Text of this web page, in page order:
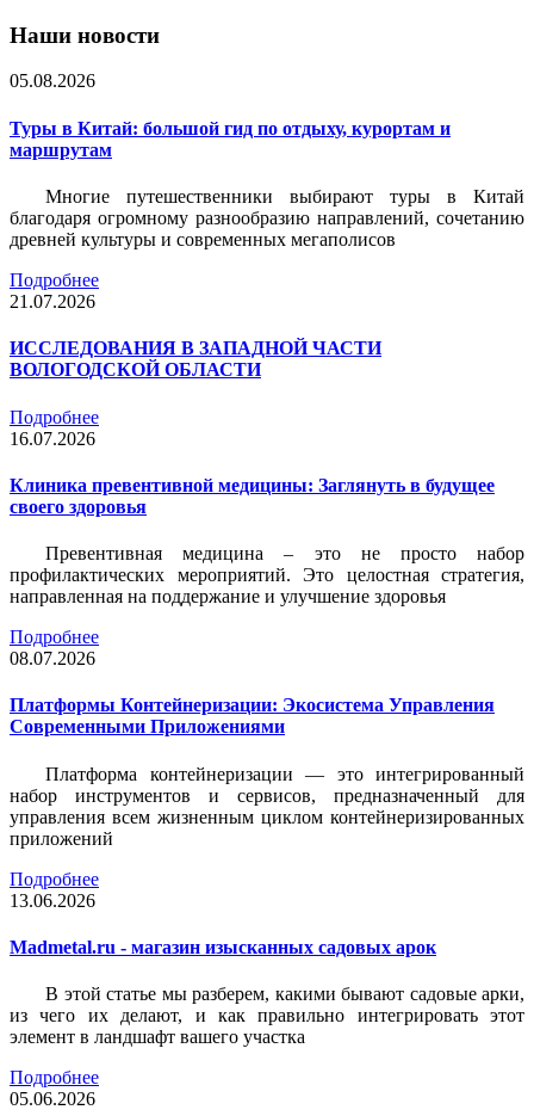
Наши новости
05.08.2026
Туры в Китай: большой гид по отдыху, курортам и
маршрутам
Многие путешественники выбирают туры в Китай
благодаря огромному разнообразию направлений, сочетанию
древней культуры и современных мегаполисов
Подробнее
21.07.2026
ИССЛЕДОВАНИЯ В ЗАПАДНОЙ ЧАСТИ
ВОЛОГОДСКОЙ ОБЛАСТИ
Подробнее
16.07.2026
Клиника превентивной медицины: Заглянуть в будущее
своего здоровья
Превентивная медицина – это не просто набор
профилактических мероприятий. Это целостная стратегия,
направленная на поддержание и улучшение здоровья
Подробнее
08.07.2026
Платформы Контейнеризации: Экосистема Управления
Современными Приложениями
Платформа контейнеризации — это интегрированный
набор инструментов и сервисов, предназначенный для
управления всем жизненным циклом контейнеризированных
приложений
Подробнее
13.06.2026
Madmetal.ru - магазин изысканных садовых арок
В этой статье мы разберем, какими бывают садовые арки,
из чего их делают, и как правильно интегрировать этот
элемент в ландшафт вашего участка
Подробнее
05.06.2026